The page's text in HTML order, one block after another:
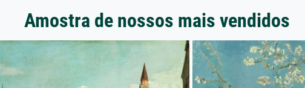
Amostra de nossos mais vendidos